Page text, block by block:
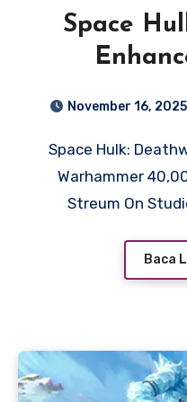
Space
November 16, 2025
Space Hulk: Deathwing adalah FPS berlatar
Warhammer
Streum On
Baca